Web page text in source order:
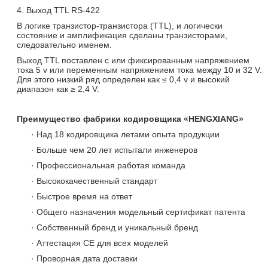
4. Выход TTL RS-422
В логике транзистор-транзистора (TTL), и логически
состояние и амплификация сделаны транзисторами,
следовательно именем.
Выход TTL поставлен с или фиксированным напряжением
тока 5 v или переменным напряжением тока между 10 и 32 V.
Для этого низкий ряд определен как ≤ 0,4 v и высокий
диапазон как ≥ 2,4 V.
Преимущество фабрики кодировщика «HENGXIANG»
· Над 18 кодировщика летами опыта продукции
· Больше чем 20 лет испытали инженеров
· Профессиональная работая команда
· Высококачественный стандарт
· Быстрое время на ответ
· Общего назначения модельный сертификат патента
· Собственный бренд и уникальный бренд
· Аттестация CE для всех моделей
· Проворная дата доставки